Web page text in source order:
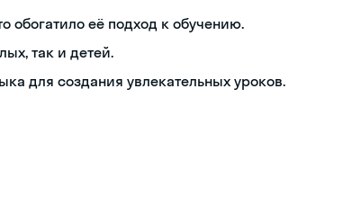
обогатило её подход к обучению.
так и детей.
для создания увлекательных уроков.